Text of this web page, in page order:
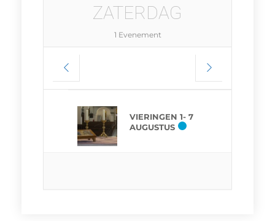
ZATERDAG
1 Evenement
VIERINGEN 1- 7
AUGUSTUS